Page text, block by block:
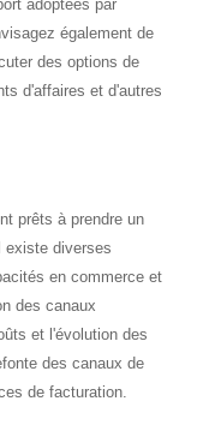
adoptées par
également de
des options de
d'affaires et d'autres
prêts à prendre un
existe diverses
en commerce et
des canaux
et l'évolution des
des canaux de
de facturation.